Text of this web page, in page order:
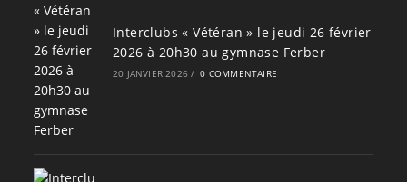
Interclubs « Vétéran » le jeudi 26 février
2026 à 20h30 au gymnase Ferber
20 JANVIER 2026 / 0 COMMENTAIRE